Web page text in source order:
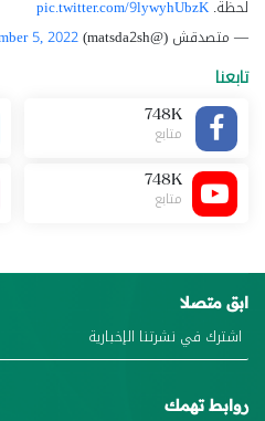
لحظة. pic.twitter.com/9lywyhUbzK
— متصدقش (@matsda2sh)
5, 2022
تابعنا
748K
متابع
748K
متابع
ابق متصلا
روابط تهمك